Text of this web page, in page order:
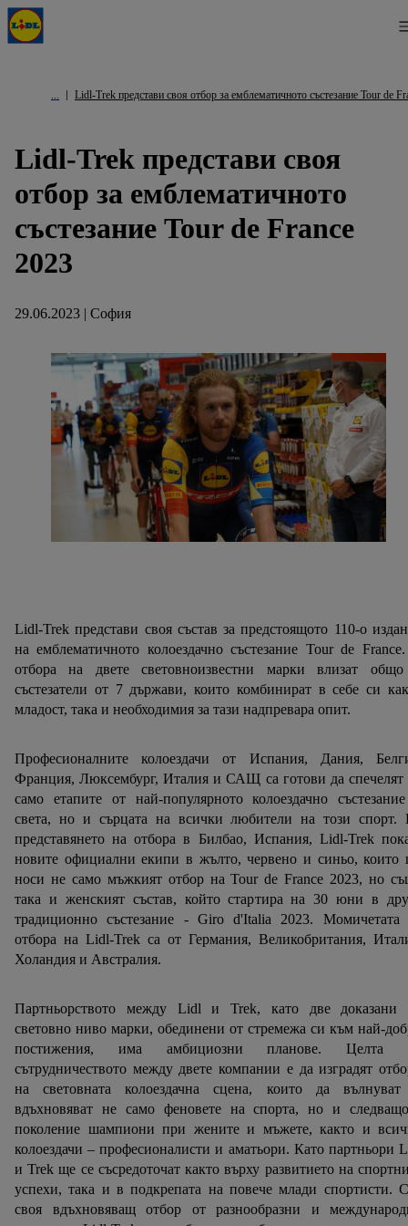
Lidl-Trek представи своя отбор за емблематичното състезание Tour de
Lidl-Trek представи своя
отбор за емблематичното
състезание Tour de France
2023
29.06.2023 | София
Lidl-Trek представи своя състав за предстоящото 110-о
на емблематичното колоездачно състезание Tour de
отбора на двете световноизвестни марки влизат
състезатели от 7 държави, които комбинират в себе си
младост, така и необходимия за тази надпревара опит.
Професионалните колоездачи от Испания, Дания,
Франция, Люксембург, Италия и САЩ са готови да спечелят
само етапите от най-популярното колоездачно
света, но и сърцата на всички любители на този спорт.
представянето на отбора в Билбао, Испания, Lidl-Trek
новите официални екипи в жълто, червено и синьо, които
носи не само мъжкият отбор на Tour de France 2023, но
така и женският състав, който стартира на 30 юни в
традиционно състезание - Giro d'Italia 2023. Момичетата
отбора на Lidl-Trek са от Германия, Великобритания,
Холандия и Австралия.
Партньорството между Lidl и Trek, като две доказани
световно ниво марки, обединени от стремежа си към най-
постижения, има амбициозни планове. Целта
сътрудничеството между двете компании е да изградят
на световната колоездачна сцена, които да
вдъхновяват не само феновете на спорта, но и
поколение шампиони при жените и мъжете, както и
колоездачи – професионалисти и аматьори. Като партньори
и Trek ще се съсредоточат както върху развитието на
успехи, така и в подкрепата на повече млади спортисти.
своя вдъхновяващ отбор от разнообразни и